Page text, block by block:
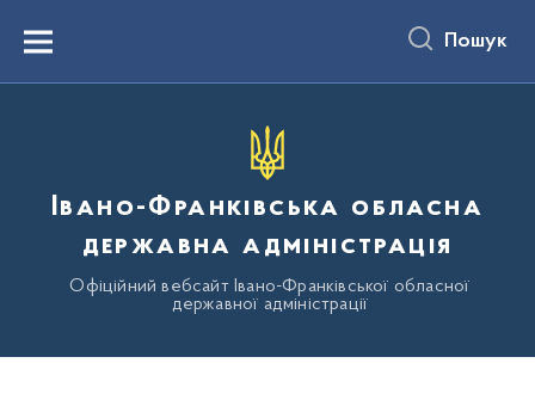
вмістуMenu Пошук
Івано-Франківська обласна
державна адміністрація
Офіційний вебсайт Івано-Франківської обласної
державної адміністрації